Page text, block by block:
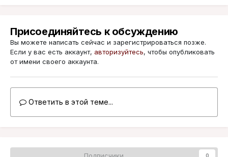
Присоединяйтесь к обсуждению
Вы можете написать сейчас и зарегистрироваться позже.
Если у вас есть аккаунт, авторизуйтесь, чтобы опубликовать
от имени своего аккаунта.
Ответить в этой теме...
0